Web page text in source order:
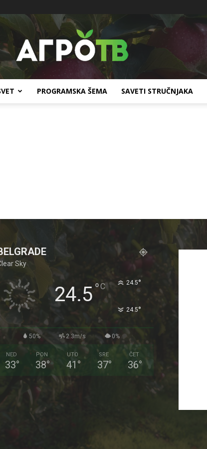
PROGRAMSKA ŠEMA SAVETI STRUČNJAKA
Sky
24.5°C 24.5°
24.5°
50% 2.3m/s 0%
NED
33°
PON
38°
UTO
41 °
SRE
37°
ČET
36°